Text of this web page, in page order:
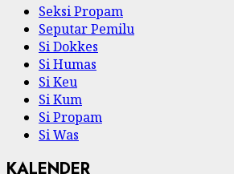
Seksi Propam
Seputar Pemilu
Si Dokkes
Si Humas
Si Keu
Si Kum
Si Propam
Si Was
KALENDER